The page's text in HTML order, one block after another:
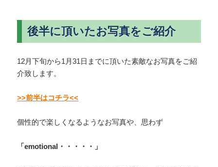
後半に頂いたお写真をご紹介
12月下旬から1月31日までに頂いた素敵なお写真をご紹
介致します。
>>前半はコチラ<<
個性的で楽しくなるようなお写真や、思わず
「emotional・・・・・」